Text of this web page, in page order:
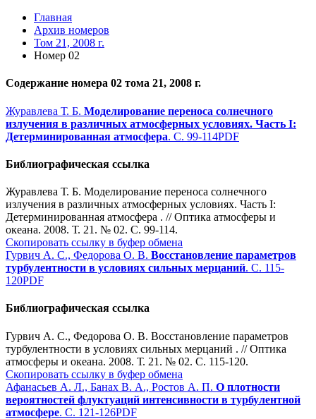
Главная
Архив номеров
Том 21, 2008 г.
Номер 02
Содержание номера 02 тома 21, 2008 г.
Журавлева Т. Б. Моделирование переноса солнечного
излучения в различных атмосферных условиях. Часть I:
Детерминированная атмосфера. С. 99-114PDF
Библиографическая ссылка
Журавлева Т. Б. Моделирование переноса солнечного
излучения в различных атмосферных условиях. Часть I:
Детерминированная атмосфера . // Оптика атмосферы и
океана. 2008. Т. 21. № 02. С. 99-114.
Скопировать ссылку в буфер обмена
Гурвич А. С., Федорова О. В. Восстановление параметров
турбулентности в условиях сильных мерцаний. С. 115-
120PDF
Библиографическая ссылка
Гурвич А. С., Федорова О. В. Восстановление параметров
турбулентности в условиях сильных мерцаний . // Оптика
атмосферы и океана. 2008. Т. 21. № 02. С. 115-120.
Скопировать ссылку в буфер обмена
Афанасьев А. Л., Банах В. А., Ростов А. П. О плотности
вероятностей флуктуаций интенсивности в турбулентной
атмосфере. С. 121-126PDF